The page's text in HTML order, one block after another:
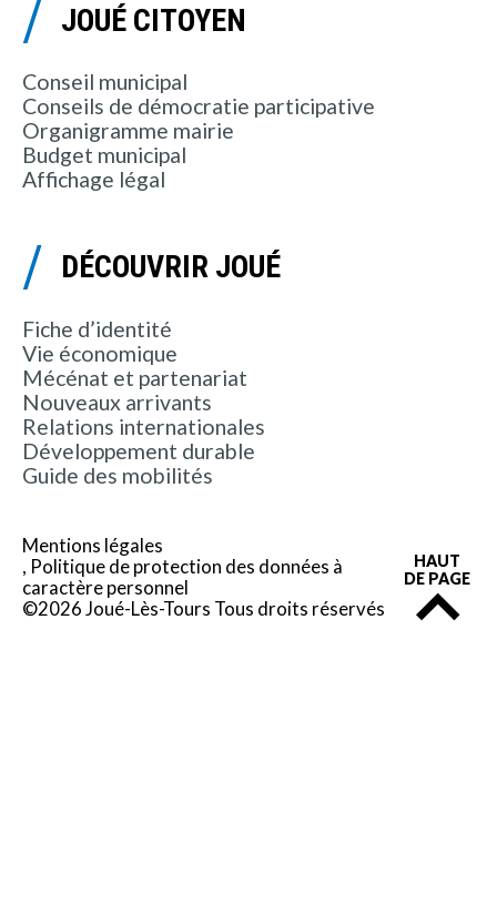
JOUÉ CITOYEN
Conseil municipal
Conseils de démocratie participative
Organigramme mairie
Budget municipal
Affichage légal
DÉCOUVRIR JOUÉ
Fiche d’identité
Vie économique
Mécénat et partenariat
Nouveaux arrivants
Relations internationales
Développement durable
Guide des mobilités
Mentions légales
Politique de protection des données à
caractère personnel
©2026 Joué-Lès-Tours Tous droits réservés
HAUT
DE PAGE